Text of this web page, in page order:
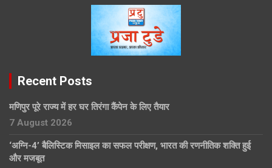
Recent Posts
मणिपुर पूरे राज्य में हर घर तिरंगा कैंपेन के लिए तैयार
7 August 2026
‘अग्नि-4’ बैलिस्टिक मिसाइल का सफल परीक्षण, भारत की रणनीतिक शक्ति हुई
और मजबूत